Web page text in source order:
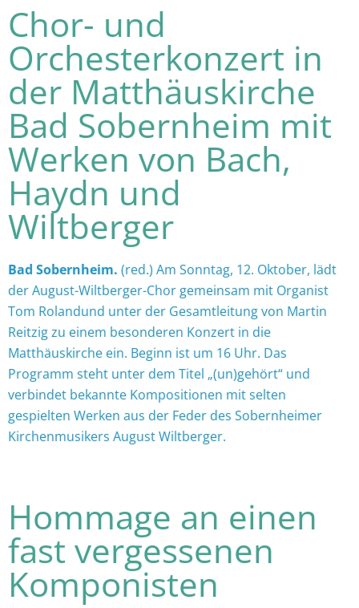
Chor- und
Orchesterkonzert in
der Matthäuskirche
Bad Sobernheim mit
Werken von Bach,
Haydn und
Wiltberger
Bad Sobernheim. (red.) Am Sonntag, 12. Oktober, lädt
der August-Wiltberger-Chor gemeinsam mit Organist
Tom Rolandund unter der Gesamtleitung von Martin
Reitzig zu einem besonderen Konzert in die
Matthäuskirche ein. Beginn ist um 16 Uhr. Das
Programm steht unter dem Titel „(un)gehört“ und
verbindet bekannte Kompositionen mit selten
gespielten Werken aus der Feder des Sobernheimer
Kirchenmusikers August Wiltberger.
Hommage an einen
fast vergessenen
Komponisten